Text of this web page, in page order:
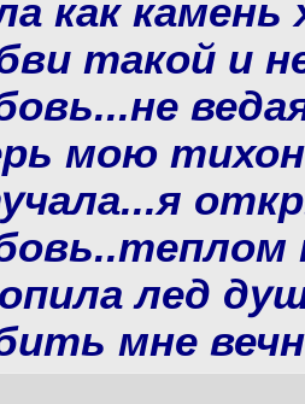
как камень
такой и
мою
лед
мне